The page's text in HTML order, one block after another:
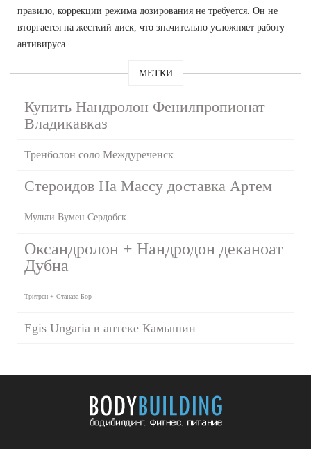
правило, коррекции режима дозирования не требуется. Он не
вторгается на жесткий диск, что значительно усложняет работу
антивируса.
МЕТКИ
Купить Нандролон Фенилпропионат
Владикавказ
Тренболон соло Междуреченск
Стероидов На Массу доставка Артем
Мульти Вумен Сердобск
Оксандролон + Нандродон деканоат
Дубна
Тритрен + Станаза Бор
Egis Ungaria в аптеке Камышин